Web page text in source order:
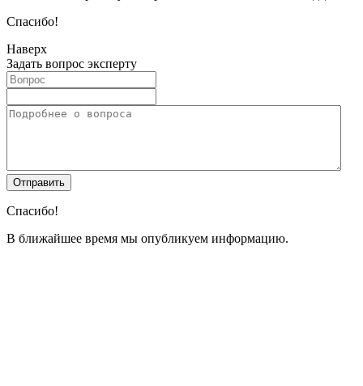
Спасибо!
Наверх
Задать вопрос эксперту
Спасибо!
В ближайшее время мы опубликуем информацию.